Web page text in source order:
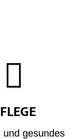

und gesundes